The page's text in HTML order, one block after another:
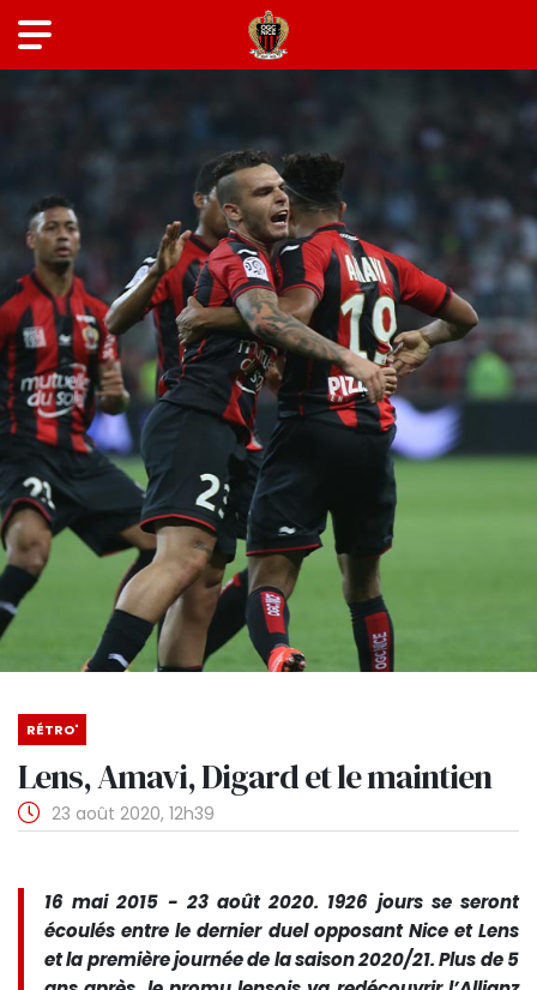
RÉTRO'
Lens, Amavi, Digard et le maintien
23 août 2020, 12h39
16 mai 2015 - 23 août 2020. 1926 jours se seront
écoulés entre le dernier duel opposant Nice et Lens
et la première journée de la saison 2020/21. Plus de 5